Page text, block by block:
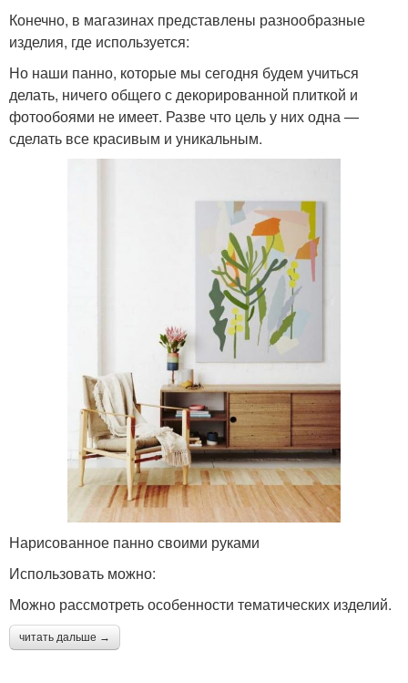
Конечно, в магазинах представлены разнообразные
изделия, где используется:
Но наши панно, которые мы сегодня будем учиться
делать, ничего общего с декорированной плиткой и
фотообоями не имеет. Разве что цель у них одна —
сделать все красивым и уникальным.
Нарисованное панно своими руками
Использовать можно:
Можно рассмотреть особенности тематических изделий.
читать дальше →